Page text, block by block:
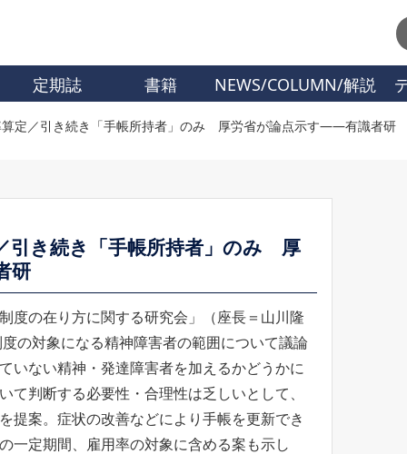
定期誌 書籍 NEWS/COLUMN/解説
算定／引き続き「手帳所持者」のみ 厚労省が論点示す――有識者研
引き続き「手帳所持者」のみ 厚
研
度の在り方に関する研究会」（座長＝山川隆
の対象になる精神障害者の範囲について議論
いない精神・発達障害者を加えるかどうかに
て判断する必要性・合理性は乏しいとして、
提案。症状の改善などにより手帳を更新でき
一定期間、雇用率の対象に含める案も示し